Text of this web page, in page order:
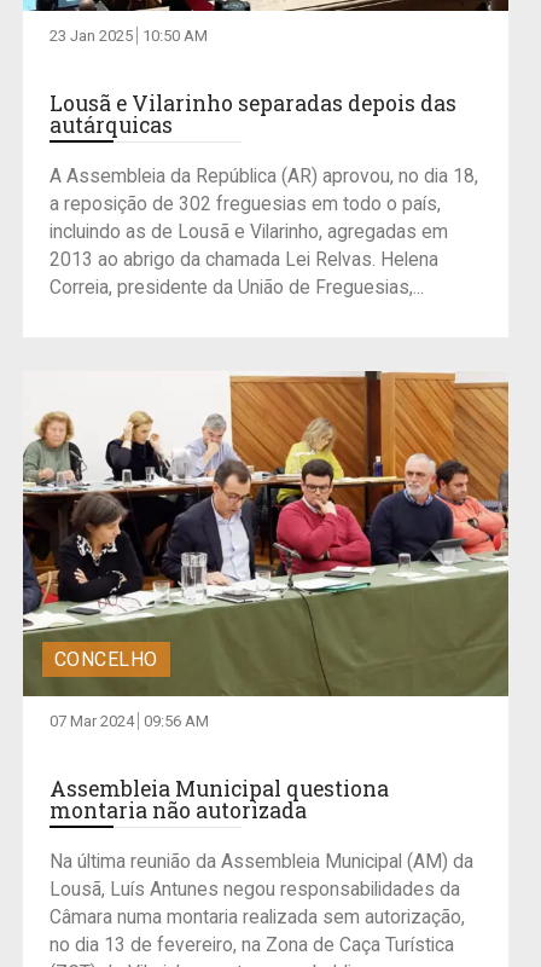
23 Jan 2025 10:50 AM
Lousã e Vilarinho separadas depois das
autárquicas
A Assembleia da República (AR) aprovou, no dia 18,
a reposição de 302 freguesias em todo o país,
incluindo as de Lousã e Vilarinho, agregadas em
2013 ao abrigo da chamada Lei Relvas. Helena
Correia, presidente da União de Freguesias,...
CONCELHO
07 Mar 2024 09:56 AM
Assembleia Municipal questiona
montaria não autorizada
Na última reunião da Assembleia Municipal (AM) da
Lousã, Luís Antunes negou responsabilidades da
Câmara numa montaria realizada sem autorização,
no dia 13 de fevereiro, na Zona de Caça Turística